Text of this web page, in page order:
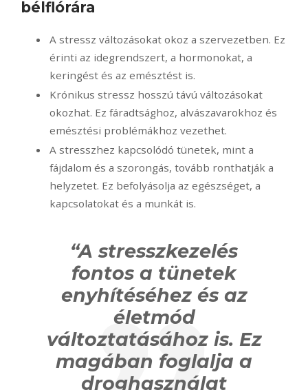
bélflórára
A stressz változásokat okoz a szervezetben. Ez
érinti az idegrendszert, a hormonokat, a
keringést és az emésztést is.
Krónikus stressz hosszú távú változásokat
okozhat. Ez fáradtsághoz, alvászavarokhoz és
emésztési problémákhoz vezethet.
A stresszhez kapcsolódó tünetek, mint a
fájdalom és a szorongás, tovább ronthatják a
helyzetet. Ez befolyásolja az egészséget, a
kapcsolatokat és a munkát is.
“Astresszkezelés
fontos a tünetek
enyhítéséhez és az
életmód
változtatásához is. Ez
magában foglalja a
droghasználat